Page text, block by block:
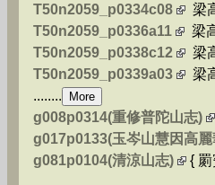
T50n2059_p0334c08
梁
T50n2059_p0336a11
梁
T50n2059_p0338c12
梁
T50n2059_p0339a03
梁
........
g008p0314(重修普陀山志)
g017p0133(玉岑山慧因高
g081p0104(清涼山志)
{ 罽